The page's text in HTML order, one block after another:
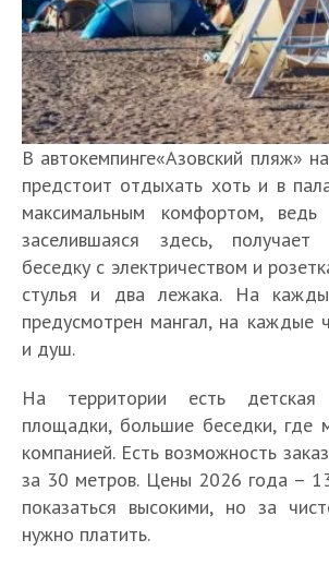
В автокемпинге«Азовский пляж»
предстоит отдыхать хоть и в
максимальным комфортом,
заселившаяся здесь, получает
беседку с электричеством и
стулья и два лежака. На
предусмотрен мангал, на каждые
и душ.
На территории есть детская
площадки, большие беседки, где
компанией. Есть возможность
за 30 метров. Цены 2026 года –
показаться высокими, но за
нужно платить.